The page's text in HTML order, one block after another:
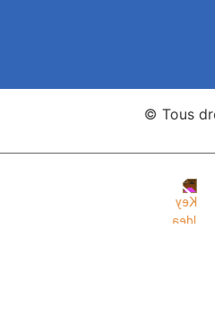
© Tous